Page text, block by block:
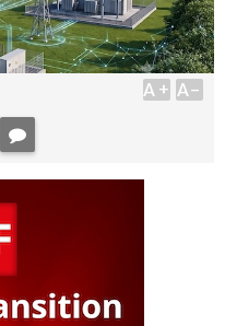
A+ A-